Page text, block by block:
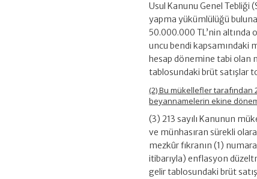
Usul Kanunu Genel Tebliği
yapma yükümlülüğü
50.000.000 TL’nin altında
uncu bendi kapsamındaki
hesap dönemine tabi olan
tablosundaki brüt satışlar
(2) Bu mükellefler
beyannamelerin ekine
(3) 213 sayılı Kanunun
ve münhasıran sürekli
mezkûr fıkranın (1)
itibarıyla) enflasyon
gelir tablosundaki brüt